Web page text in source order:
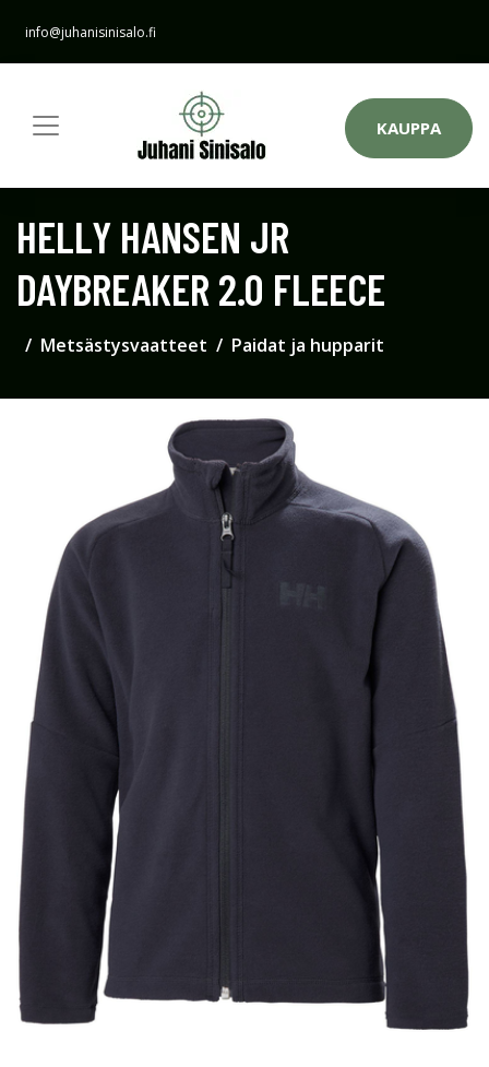
info@juhanisinisalo.fi
KAUPPA
HELLY HANSEN JR
DAYBREAKER 2.0 FLEECE
Metsästysvaatteet Paidat ja hupparit